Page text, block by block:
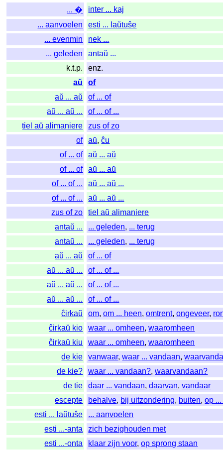
... �
inter ... kaj
... aanvoelen
esti ... laŭtuŝe
... evenmin
nek ...
... geleden
antaŭ ...
k.t.p.
enz.
aŭ
of
aŭ ... aŭ
of ... of
aŭ ... aŭ ...
of ... of ...
tiel aŭ alimaniere
zus of zo
of
aŭ,ĉu
of ... of
aŭ ... aŭ
of ... of
aŭ ... aŭ
of ... of ...
aŭ ... aŭ ...
of ... of ...
aŭ ... aŭ ...
zus of zo
tiel aŭ alimaniere
antaŭ ...
... geleden, ... terug
antaŭ ...
... geleden, ... terug
aŭ ... aŭ
of ... of
aŭ ... aŭ ...
of ... of ...
aŭ ... aŭ ...
of ... of ...
aŭ ... aŭ ...
of ... of ...
ĉirkaŭ
om,om ... heen,omtrent,ongeveer,
ĉirkaŭ kio
waar ... omheen,waaromheen
ĉirkaŭ kiu
waar ... omheen,waaromheen
de kie
vanwaar,waar ... vandaan,
de kie?
waar ... vandaan?,waarvandaan?
de tie
daar ... vandaan,daarvan,vandaar
escepte
behalve, bij uitzondering, buiten,op
esti ... laŭtuŝe
... aanvoelen
esti ...-anta
zich bezighouden met
esti ...-onta
klaar zijn voor,op sprong staan